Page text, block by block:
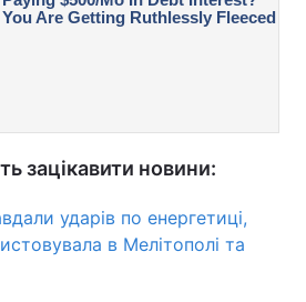
зацікавити новини:
ударів по енергетиці,
в Мелітополі та